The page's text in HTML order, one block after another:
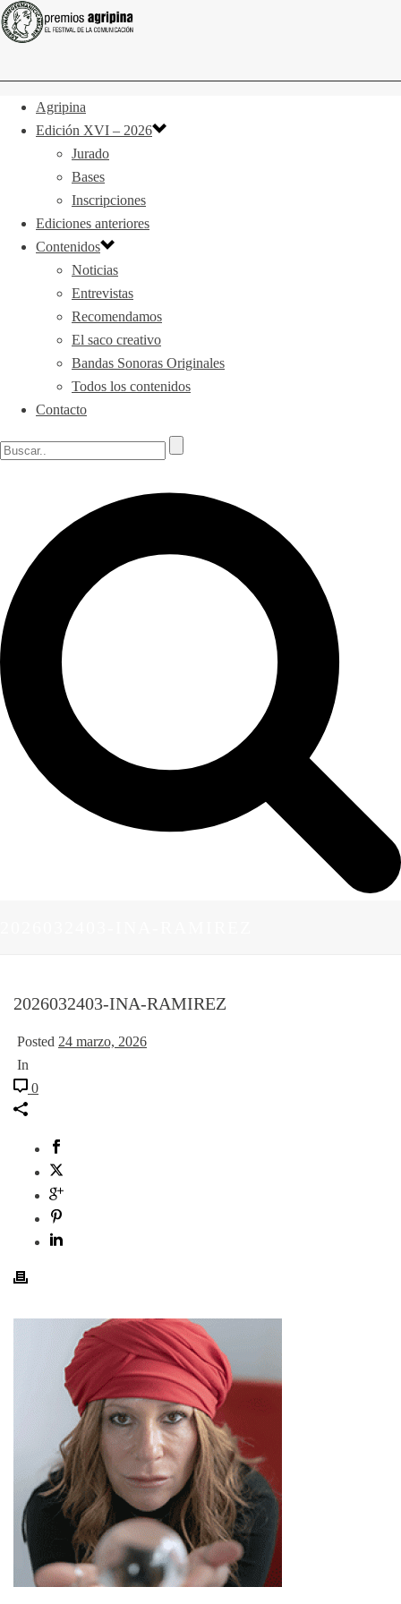
Agripina
Edición XVI – 2026
Jurado
Bases
Inscripciones
Ediciones anteriores
Contenidos
Noticias
Entrevistas
Recomendamos
El saco creativo
Bandas Sonoras Originales
Todos los contenidos
Contacto
2026032403-INA-RAMIREZ
Posted 24 marzo, 2026
In
0